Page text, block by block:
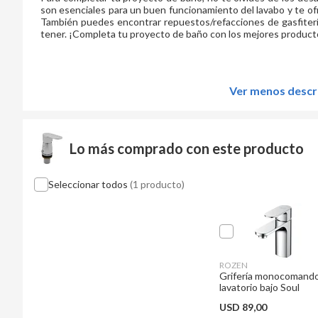
son esenciales para un buen funcionamiento del lavabo y te
También puedes encontrar repuestos/refacciones de
tener. ¡Completa tu proyecto de baño con los mejores
Ver menos
Lo más comprado con este producto
Seleccionar todos (1 producto)
ROZEN
Grifería
lavatorio bajo Soul
USD 89,00